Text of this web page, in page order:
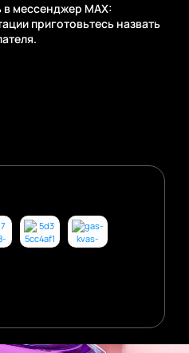
в мессенджер MAX:
приготовьтесь назвать